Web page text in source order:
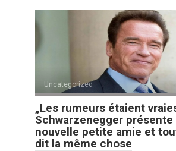
Uncategorized
„Les rumeurs étaient
Schwarzenegger présente
nouvelle petite amie et
dit la même chose